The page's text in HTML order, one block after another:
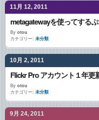
11月 12, 2011
By otou
カテゴリー: 未分類
10月 2, 2011
Flickr Pro アカウント１年更
By otou
カテゴリー: 未分類
9月 24, 2011